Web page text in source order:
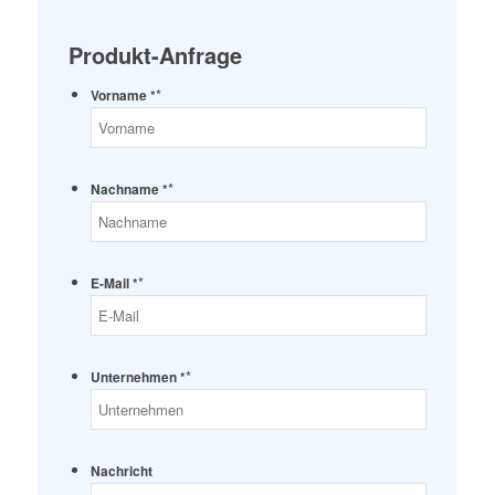
Produkt-Anfrage
Vorname **
Nachname **
E-Mail **
Unternehmen **
Nachricht